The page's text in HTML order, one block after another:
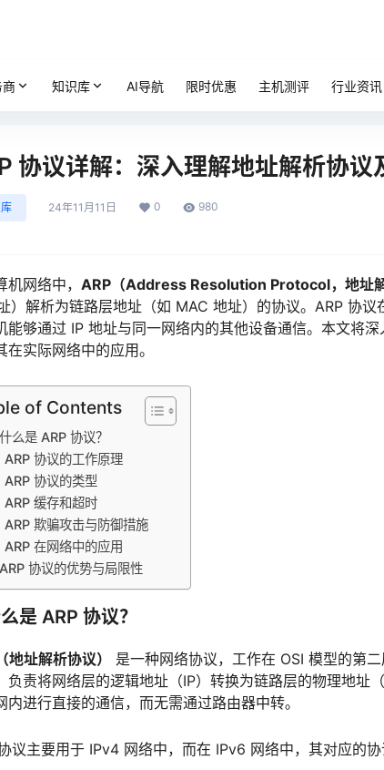
商 知识库 AI导航 限时优惠 主机测评 行业资讯
协议详解：深入理解地址解析协议
24年11月11日 0 980
机网络中， ARP（Address Resolution Protocol，地址解
）解析为链路层地址（如 MAC 地址）的协议。ARP 协
能够通过 IP 地址与同一网络内的其他设备通信。本文将
在实际网络中的应用。
of Contents
么是 ARP 协议？
ARP 协议的工作原理
ARP 协议的类型
ARP 缓存和超时
ARP 欺骗攻击与防御措施
ARP 在网络中的应用
协议的优势与局限性
是 ARP 协议？
地址解析协议）
是一种网络协议，工作在 OSI 模型的第
负责将网络层的逻辑地址（IP）转换为链路层的物理地址
内进行直接的通信，而无需通过路由器中转。
议主要用于 IPv4 网络中，而在 IPv6 网络中，其对应的协